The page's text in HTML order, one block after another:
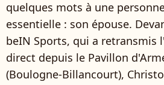
quelques mots à une
essentielle : son épouse.
beIN Sports, qui a retransmis
direct depuis le Pavillon
(Boulogne-Billancourt),